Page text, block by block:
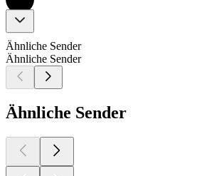
Ähnliche Sender
Ähnliche Sender
Ähnliche Sender